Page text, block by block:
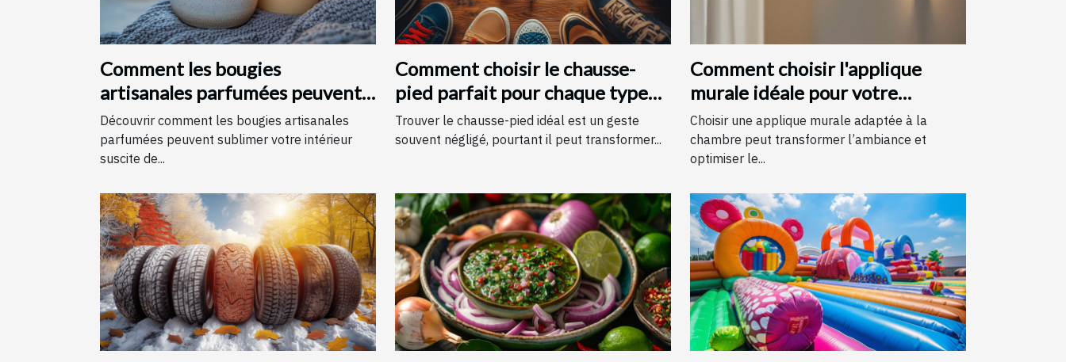
Comment les bougies
artisanales parfumées peuvent
améliorer votre intérieur
Découvrir comment les bougies artisanales
parfumées peuvent sublimer votre intérieur
suscite de...
Comment choisir le chausse-
pied parfait pour chaque type
de chaussure
Trouver le chausse-pied idéal est un geste
souvent négligé, pourtant il peut transformer...
Comment choisir l'applique
murale idéale pour votre
chambre
Choisir une applique murale adaptée à la
chambre peut transformer l’ambiance et
optimiser le...